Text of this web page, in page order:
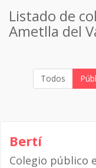
Listado de
Ametlla del
Todos
Bertí
Colegio público